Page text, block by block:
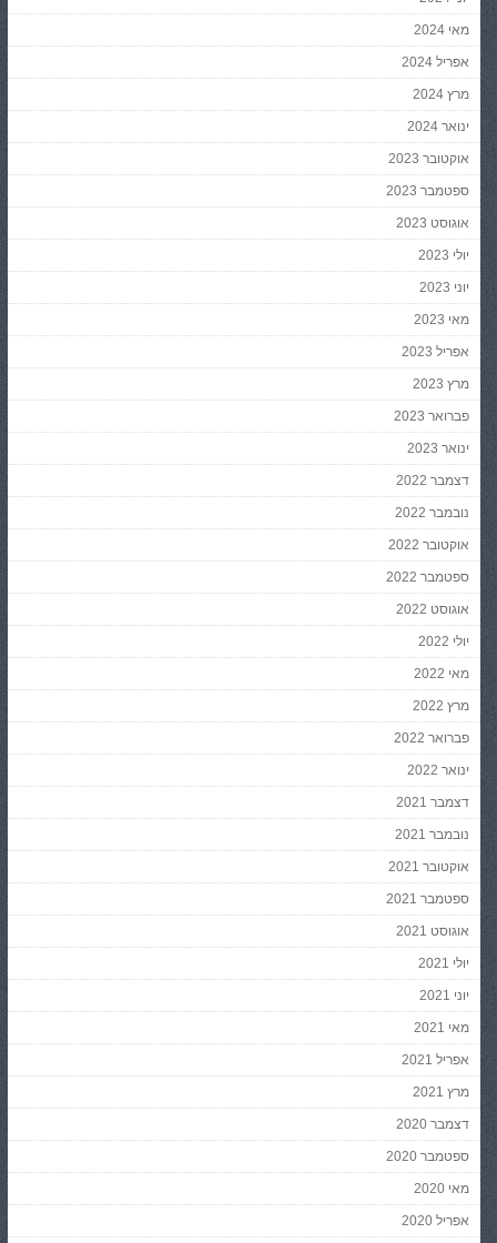
מאי 2024
אפריל 2024
מרץ 2024
ינואר 2024
אוקטובר 2023
ספטמבר 2023
אוגוסט 2023
יולי 2023
יוני 2023
מאי 2023
אפריל 2023
מרץ 2023
פברואר 2023
ינואר 2023
דצמבר 2022
נובמבר 2022
אוקטובר 2022
ספטמבר 2022
אוגוסט 2022
יולי 2022
מאי 2022
מרץ 2022
פברואר 2022
ינואר 2022
דצמבר 2021
נובמבר 2021
אוקטובר 2021
ספטמבר 2021
אוגוסט 2021
יולי 2021
יוני 2021
מאי 2021
אפריל 2021
מרץ 2021
דצמבר 2020
ספטמבר 2020
מאי 2020
אפריל 2020